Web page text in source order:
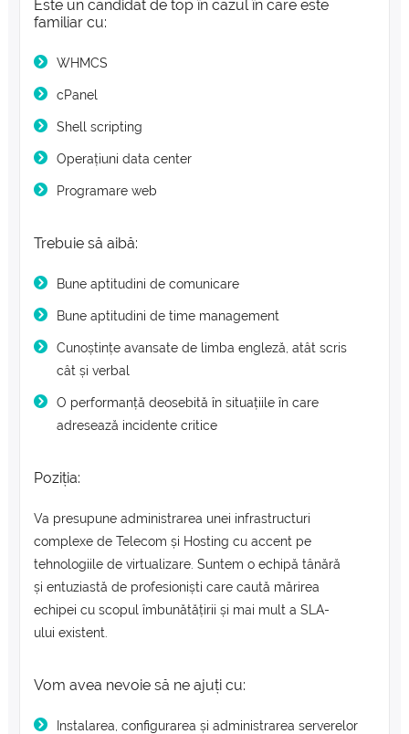
Este un candidat de top în cazul în care este
familiar cu:
WHMCS
cPanel
Shell scripting
Operațiuni data center
Programare web
Trebuie să aibă:
Bune aptitudini de comunicare
Bune aptitudini de time management
Cunoștințe avansate de limba engleză, atât scris
cât și verbal
O performanță deosebită în situațiile în care
adresează incidente critice
Poziția:
Va presupune administrarea unei infrastructuri
complexe de Telecom și Hosting cu accent pe
tehnologiile de virtualizare. Suntem o echipă tânără
și entuziastă de profesioniști care caută mărirea
echipei cu scopul îmbunătățirii și mai mult a SLA-
ului existent.
Vom avea nevoie să ne ajuți cu:
Instalarea, configurarea și administrarea serverelor